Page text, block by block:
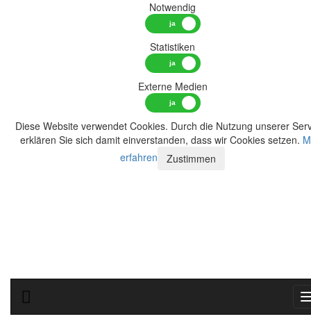
Notwendig
Statistiken
Externe Medien
Diese Website verwendet Cookies. Durch die Nutzung unserer
erklären Sie sich damit einverstanden, dass wir Cookies setzen.
erfahren
Zustimmen